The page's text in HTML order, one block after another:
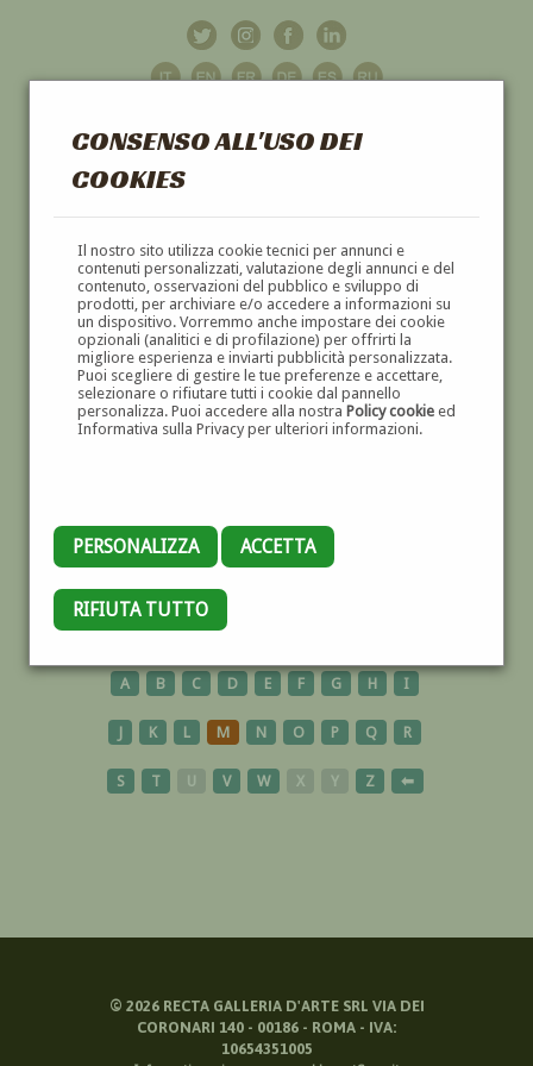
CONSENSO ALL'USO DEI
COOKIES
Il nostro sito utilizza cookie tecnici per annunci e
contenuti personalizzati, valutazione degli annunci e del
contenuto, osservazioni del pubblico e sviluppo di
prodotti, per archiviare e/o accedere a informazioni su
un dispositivo. Vorremmo anche impostare dei cookie
opzionali (analitici e di profilazione) per offrirti la
migliore esperienza e inviarti pubblicità personalizzata.
Puoi scegliere di gestire le tue preferenze e accettare,
selezionare o rifiutare tutti i cookie dal pannello
personalizza. Puoi accedere alla nostra Policy cookieed
Informativa sulla Privacy per ulteriori informazioni.
PERSONALIZZA ACCETTA
RIFIUTA TUTTO
GALLERIAD'ARTE
DIPINTI E SCULTURE '800 E '900
TUNISIA
A B C D E F G H I
J K L M N O P Q R
S T U V W X Y Z ⬅
© 2026RECTA GALLERIA D'ARTE SRL VIA DEI
CORONARI 140 - 00186 - ROMA - IVA:
10654351005